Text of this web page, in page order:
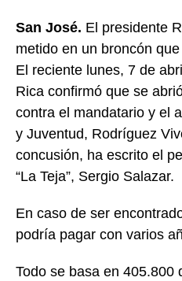
San José. El presidente
metido en un broncón
El reciente lunes, 7 de
Rica confirmó que se
contra el mandatario y el
y Juventud, Rodríguez
concusión, ha escrito el
“La Teja”, Sergio Salazar.
En caso de ser
podría pagar con varios
Todo se basa en 405.800